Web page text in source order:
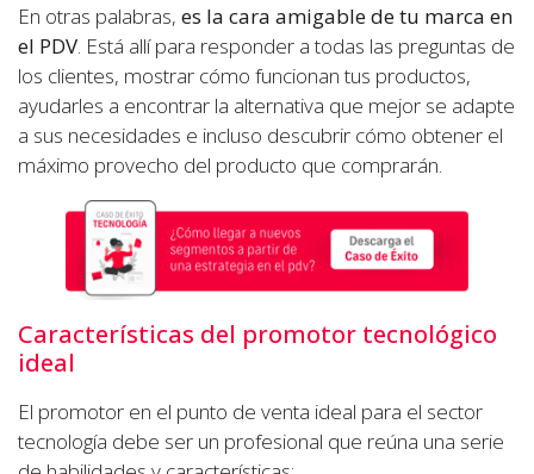
En otras palabras, es la cara amigable de tu marca en
el PDV . Está allí para responder a todas las preguntas de
los clientes, mostrar cómo funcionan tus productos,
ayudarles a encontrar la alternativa que mejor se adapte
a sus necesidades e incluso descubrir cómo obtener el
máximo provecho del producto que comprarán.
Características del promotor tecnológico
ideal
El promotor en el punto de venta ideal para el sector
tecnología debe ser un profesional que reúna una serie